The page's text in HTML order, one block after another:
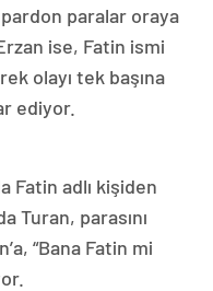
pardon paralar oraya
ise, Fatin ismi
olayı tek başına
ediyor.
Fatin adlı kişiden
Turan, parasını
“Bana Fatin mi